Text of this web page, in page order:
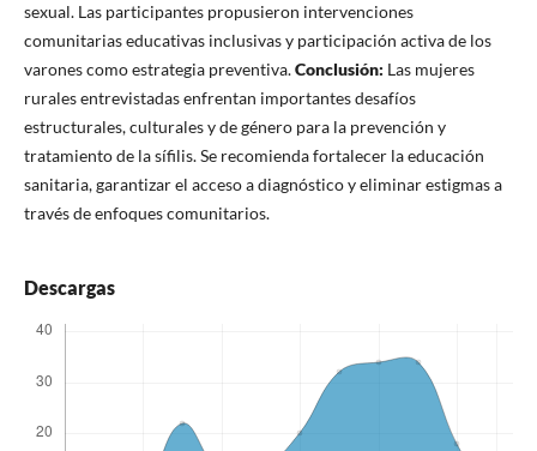
sexual. Las participantes propusieron intervenciones
comunitarias educativas inclusivas y participación activa de los
varones como estrategia preventiva.Conclusión: Las mujeres
rurales entrevistadas enfrentan importantes desafíos
estructurales, culturales y de género para la prevención y
tratamiento de la sífilis. Se recomienda fortalecer la educación
sanitaria, garantizar el acceso a diagnóstico y eliminar estigmas a
través de enfoques comunitarios.
Descargas